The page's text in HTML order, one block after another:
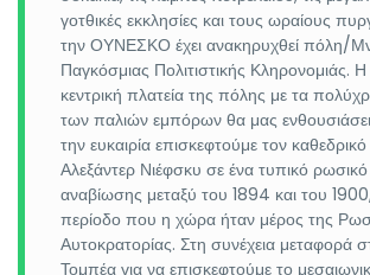
γοτθικές εκκλησίες και τους ωραίους
την ΟΥΝΕΣΚΟ έχει ανακηρυχθεί πόλη/
Παγκόσμιας Πολιτιστικής Κληρονομιάς.
κεντρική πλατεία της πόλης με τα
των παλιών εμπόρων θα μας
την ευκαιρία επισκεφτούμε τον
Αλεξάντερ Νιέφσκυ σε ένα τυπικό
αναβίωσης μεταξύ του 1894 και του
περίοδο που η χώρα ήταν μέρος της
Αυτοκρατορίας. Στη συνέχεια μεταφορά
Τομπέα για να επισκεφτούμε το